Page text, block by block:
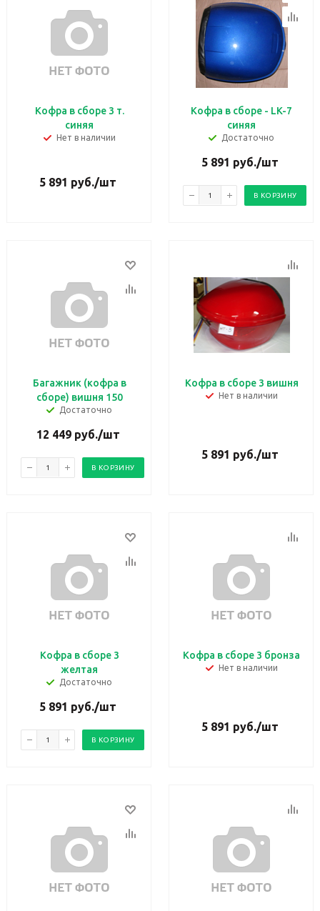
Кофра в сборе 3 т.
синяя
Нет в наличии
5 891 руб./шт
Кофра в сборе - LK-7
синяя
Достаточно
5 891 руб./шт
В КОРЗИНУ
Багажник (кофра в
сборе) вишня 150
Достаточно
12 449руб./шт
В КОРЗИНУ
Кофра в сборе 3 вишня
Нет в наличии
5 891 руб./шт
Кофра в сборе 3
желтая
Достаточно
5 891 руб./шт
В КОРЗИНУ
Кофра в сборе 3 бронза
Нет в наличии
5 891 руб./шт